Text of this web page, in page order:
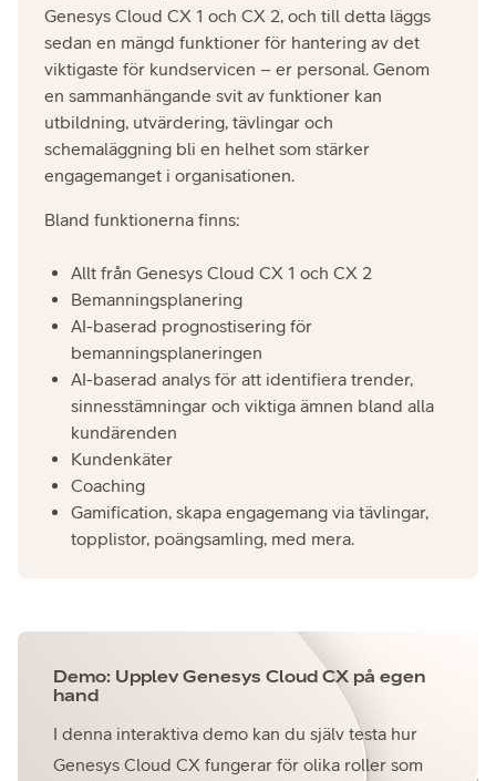
Genesys Cloud CX 1 och CX 2, och till detta läggs
sedan en mängd funktioner för hantering av det
viktigaste för kundservicen – er personal. Genom
en sammanhängande svit av funktioner kan
utbildning, utvärdering, tävlingar och
schemaläggning bli en helhet som stärker
engagemanget i organisationen.
Bland funktionerna finns:
Allt från Genesys Cloud CX 1 och CX 2
Bemanningsplanering
AI-baserad prognostisering för
bemanningsplaneringen
AI-baserad analys för att identifiera trender,
sinnesstämningar och viktiga ämnen bland alla
kundärenden
Kundenkäter
Coaching
Gamification, skapa engagemang via tävlingar,
topplistor, poängsamling, med mera.
Demo: Upplev Genesys Cloud CX på egen
hand
I denna interaktiva demo kan du själv testa hur
Genesys Cloud CX fungerar för olika roller som